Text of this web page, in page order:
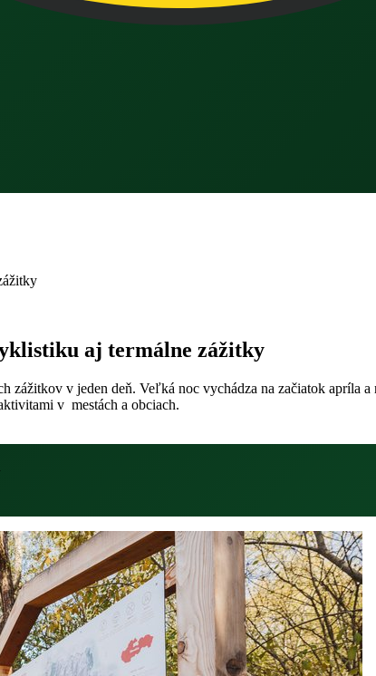
aj termálne zážitky
zážitkov v jeden deň. Veľká noc vychádza na začiatok apríla
v mestách a obciach.